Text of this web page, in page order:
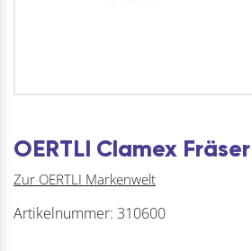
OERTLI Clamex
Zur OERTLI Markenwelt
Artikelnummer: 310600